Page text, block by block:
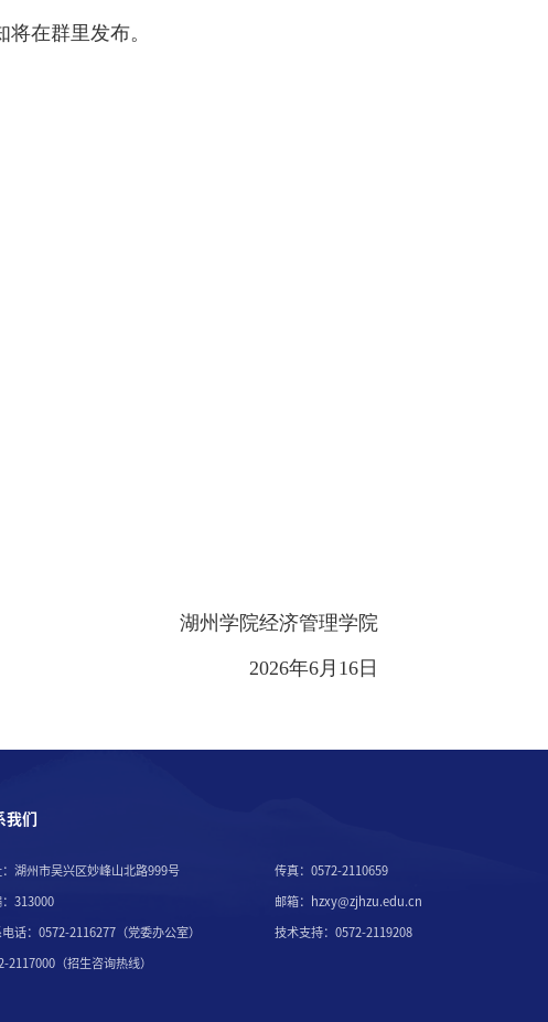
在群里发布。
湖州学院经济管理学院
2026年6月16日
我们
：湖州市吴兴区妙峰山北路999号
：313000
电话：0572-2116277（党委办公室）
2117000（招生咨询热线）
传真：0572-2110659
邮箱：hzxy@zjhzu.edu.cn
技术支持：0572-2119208